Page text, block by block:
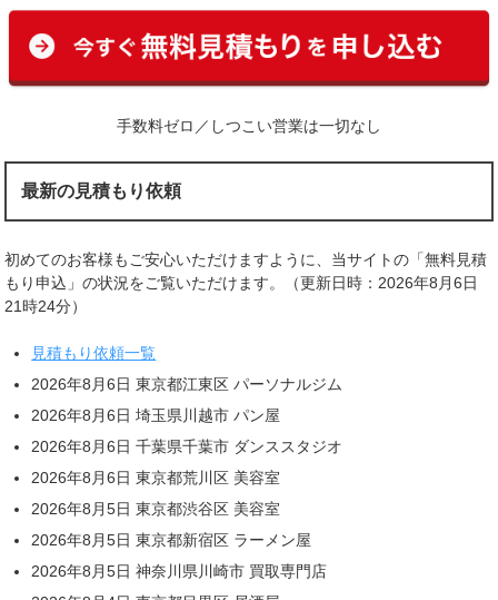
手数料ゼロ／しつこい営業は一切なし
最新の見積もり依頼
初めてのお客様もご安心いただけますように、当サイトの「無料見積
もり申込」の状況をご覧いただけます。（更新日時：2026年8月6日
21時24分）
見積もり依頼一覧
2026年8月6日 東京都江東区 パーソナルジム
2026年8月6日 埼玉県川越市 パン屋
2026年8月6日 千葉県千葉市 ダンススタジオ
2026年8月6日 東京都荒川区 美容室
2026年8月5日 東京都渋谷区 美容室
2026年8月5日 東京都新宿区 ラーメン屋
2026年8月5日 神奈川県川崎市 買取専門店